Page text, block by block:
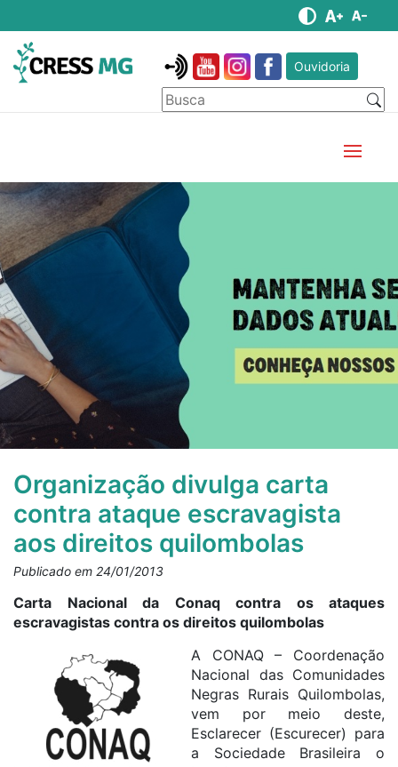
Ouvidoria
Organização divulga carta
contra ataque escravagista
aos direitos quilombolas
Publicado em 24/01/2013
Carta Nacional da Conaq contra os ataques
escravagistas contra os direitos quilombolas
A CONAQ – Coordenação
Nacional das Comunidades
Negras Rurais Quilombolas,
vem por meio deste,
Esclarecer (Escurecer) para
a Sociedade Brasileira o